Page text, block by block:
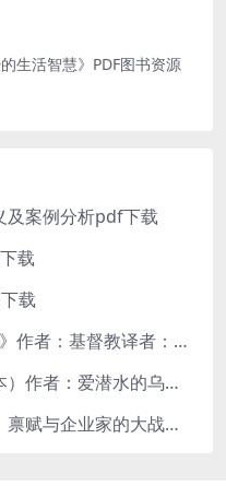
生活智慧》PDF图书资源
及案例分析pdf下载
载
载
《圣经.txt（简体中文版）》作者：基督教译者：中国基督教协会
《诡秘之主》（精校版全本）作者：爱潜水的乌贼txt
《突破现实的困境：趋势、禀赋与企业家的大战略》pdf图书下载